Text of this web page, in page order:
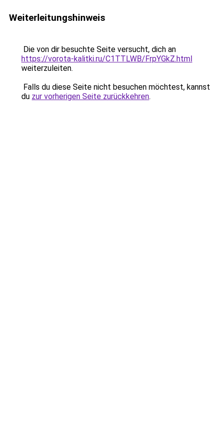
Weiterleitungshinweis
Die von dir besuchte Seite versucht, dich an
https://vorota-kalitki.ru/C1TTLWB/FrpYGkZ.html
weiterzuleiten.
Falls du diese Seite nicht besuchen möchtest, kannst
du zur vorherigen Seite zurückkehren.